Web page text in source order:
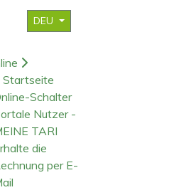
DEU
Startseite
Schalter
Nutzer -
TARI
die
per E-